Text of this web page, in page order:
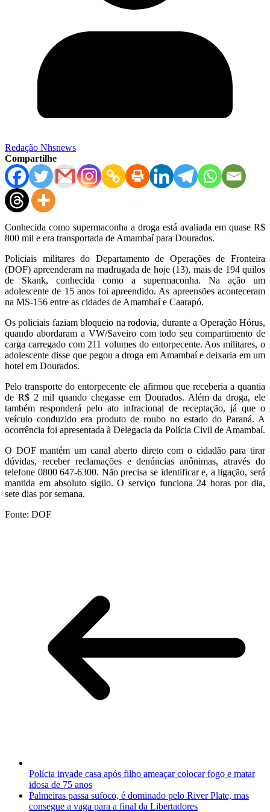
Redação Nhsnews
Compartilhe
Conhecida como supermaconha a droga está avaliada em quase R$
800 mil e era transportada de Amambaí para Dourados.
Policiais militares do Departamento de Operações de Fronteira
(DOF) apreenderam na madrugada de hoje (13), mais de 194 quilos
de Skank, conhecida como a supermaconha. Na ação um
adolescente de 15 anos foi apreendido. As apreensões aconteceram
na MS-156 entre as cidades de Amambaí e Caarapó.
Os policiais faziam bloqueio na rodovia, durante a Operação Hórus,
quando abordaram a VW/Saveiro com todo seu compartimento de
carga carregado com 211 volumes do entorpecente. Aos militares, o
adolescente disse que pegou a droga em Amambaí e deixaria em um
hotel em Dourados.
Pelo transporte do entorpecente ele afirmou que receberia a quantia
de R$ 2 mil quando chegasse em Dourados. Além da droga, ele
também responderá pelo ato infracional de receptação, já que o
veículo conduzido era produto de roubo no estado do Paraná. A
ocorrência foi apresentada à Delegacia da Polícia Civil de Amambaí.
O DOF mantém um canal aberto direto com o cidadão para tirar
dúvidas, receber reclamações e denúncias anônimas, através do
telefone 0800 647-6300. Não precisa se identificar e, a ligação, será
mantida em absoluto sigilo. O serviço funciona 24 horas por dia,
sete dias por semana.
Fonte: DOF
Polícia invade casa após filho ameaçar colocar fogo e matar
idosa de 75 anos
Palmeiras passa sufoco, é dominado pelo River Plate, mas
consegue a vaga para a final da Libertadores